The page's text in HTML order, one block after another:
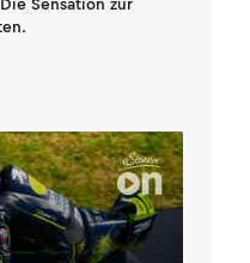
Sensation zur